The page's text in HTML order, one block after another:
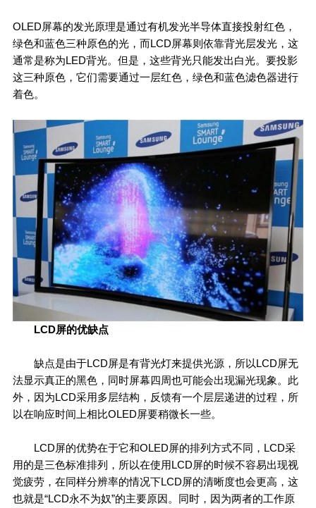
OLED屏幕的发光原理是通过有机发光半导体直接投射红色，
绿色和蓝色三种原色的光，而LCD屏幕则依靠背光层发光，这
通常是称为LED背光。但是，这些背光只能发出白光。要投影
这三种原色，它们需要通过一层红色，绿色和蓝色滤色器进行
着色。
LCD屏的优缺点
缺点是由于LCD屏是有背光灯来提供光源，所以LCD屏无
法显示真正的黑色，同时屏幕四周也可能会出现漏光现象。此
外，因为LCD采用多层结构，反馈有一个层层递进的过程，所
以在响应时间上相比OLED屏要稍微长一些。
LCD屏的优势在于它和OLED屏的排列方式不同，LCD采
用的是三色标准排列，所以在使用LCD屏的时候不容易出现视
觉疲劳，在同样分辨率的情况下LCD屏的清晰度也会更高，这
也就是“LCD永不为奴”的主要原因。同时，因为两者的工作原